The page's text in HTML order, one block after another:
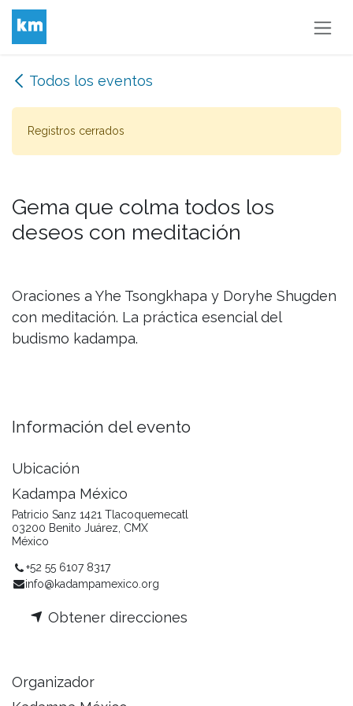
Ir al contenido
Todos los eventos
Registros cerrados
Gema que colma todos los
deseos con meditación
Oraciones a Yhe Tsongkhapa y Doryhe Shugden
con meditación. La práctica esencial del
budismo kadampa.
Información del evento
Ubicación
Kadampa México
Patricio Sanz 1421 Tlacoquemecatl
03200 Benito Juárez, CMX
México
+52 55 6107 8317
info@kadampamexico.org
Obtener direcciones
Organizador